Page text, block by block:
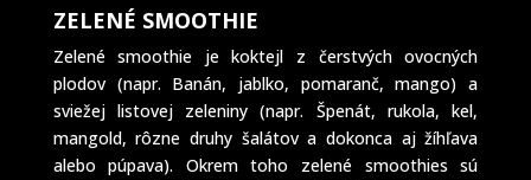
ZELENÉ SMOOTHIE
Zelené smoothie je koktejl z čerstvých ovocných
plodov (napr. Banán, jablko, pomaranč, mango) a
sviežej listovej zeleniny (napr. Špenát, rukola, kel,
mangold, rôzne druhy šalátov a dokonca aj žíhľava
alebo púpava). Okrem toho zelené smoothies sú